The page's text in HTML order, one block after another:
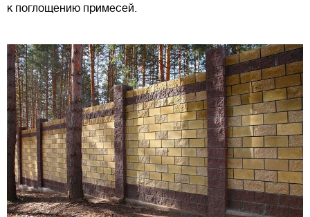
к поглощению примесей.